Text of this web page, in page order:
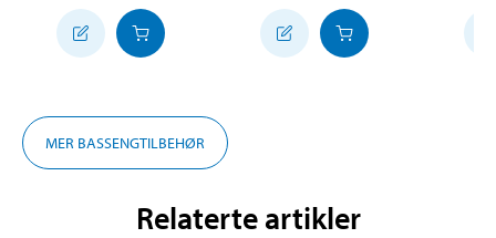
MER BASSENGTILBEHØR
Relaterte artikler